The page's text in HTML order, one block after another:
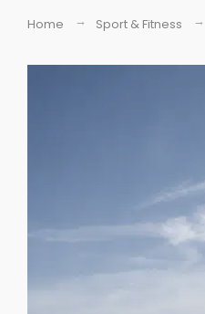
Home Sport & Fitness